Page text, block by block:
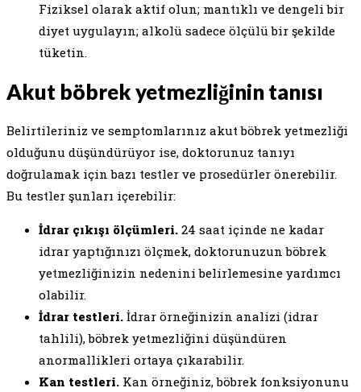
Fiziksel olarak aktif olun; mantıklı ve dengeli bir
diyet uygulayın; alkolü sadece ölçülü bir şekilde
tüketin.
Akut böbrek yetmezliğinin tanısı
Belirtileriniz ve semptomlarınız akut böbrek yetmezliği
olduğunu düşündürüyor ise, doktorunuz tanıyı
doğrulamak için bazı testler ve prosedürler önerebilir.
Bu testler şunları içerebilir:
İdrar çıkışı ölçümleri. 24 saat içinde ne kadar
idrar yaptığınızı ölçmek, doktorunuzun böbrek
yetmezliğinizin nedenini belirlemesine yardımcı
olabilir.
İdrar testleri. İdrar örneğinizin analizi (idrar
tahlili), böbrek yetmezliğini düşündüren
anormallikleri ortaya çıkarabilir.
Kan testleri. Kan örneğiniz, böbrek fonksiyonunu